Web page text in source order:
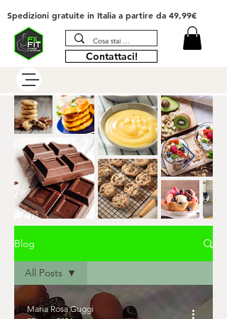
Spedizioni gratuite in Italia a partire da 49,99€
Contattaci!
Blog
All Posts
All Posts
Maria Rosa Guggi